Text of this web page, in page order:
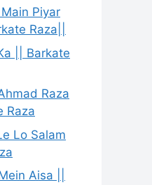
Piyar
Raza||
|| Barkate
Raza
Raza
Lo Salam
Aisa ||